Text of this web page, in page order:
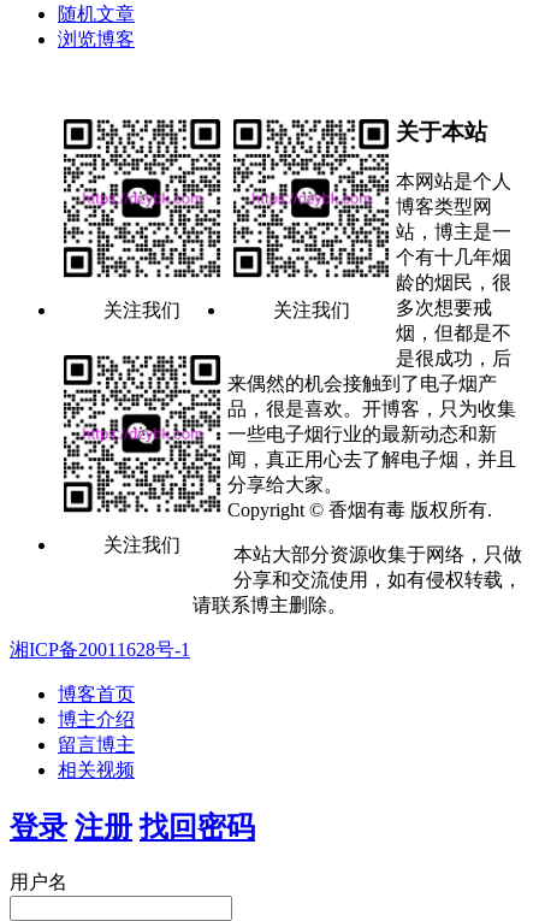
随机文章
浏览博客
关注我们 关注我们
关注我们
关于本站
本网站是个人
博客类型网
站，博主是一
个有十几年烟
龄的烟民，很
多次想要戒
烟，但都是不
是很成功，后
来偶然的机会接触到了电子烟产
品，很是喜欢。开博客，只为收集
一些电子烟行业的最新动态和新
闻，真正用心去了解电子烟，并且
分享给大家。
Copyright © 香烟有毒 版权所有.
本站大部分资源收集于网络，只做
分享和交流使用，如有侵权转载，
请联系博主删除。
湘ICP备20011628号-1
博客首页
博主介绍
留言博主
相关视频
登录 注册 找回密码
用户名